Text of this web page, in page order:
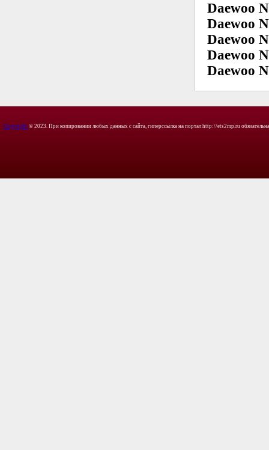
Daewoo
Daewoo
Daewoo
Daewoo
Daewoo
Copyright © 2023. При копировании любых данных с сайта, гиперссылка на портал http://ets2mp.ru